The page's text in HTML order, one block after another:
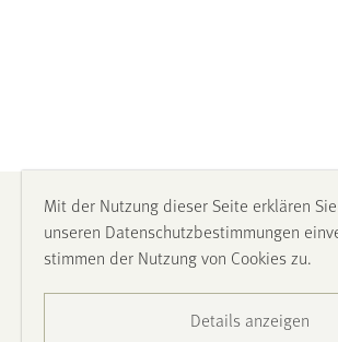
Impressum
Datenschutz
Mit der Nutzung dieser Seite erklären
unseren Datenschutzbestimmungen
stimmen der Nutzung von Cookies zu.
Details anzeigen